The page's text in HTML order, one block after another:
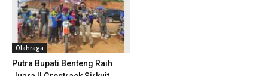
Olahraga
Putra Bupati Benteng Raih